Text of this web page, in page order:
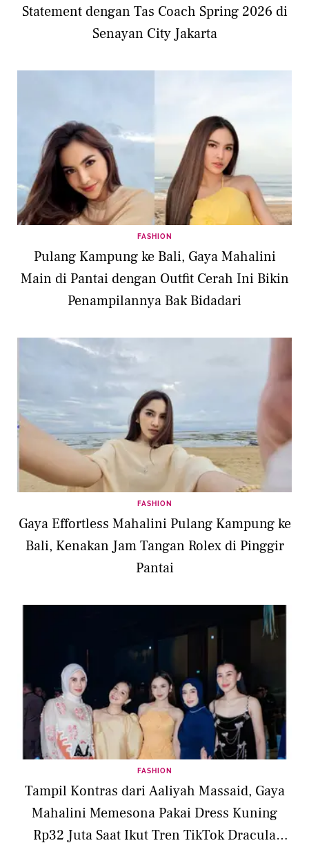
Statement dengan Tas Coach Spring 2026 di
Senayan City Jakarta
FASHION
Pulang Kampung ke Bali, Gaya Mahalini
Main di Pantai dengan Outfit Cerah Ini Bikin
Penampilannya Bak Bidadari
FASHION
Gaya Effortless Mahalini Pulang Kampung ke
Bali, Kenakan Jam Tangan Rolex di Pinggir
Pantai
FASHION
Tampil Kontras dari Aaliyah Massaid, Gaya
Mahalini Memesona Pakai Dress Kuning
Rp32 Juta Saat Ikut Tren TikTok Dracula